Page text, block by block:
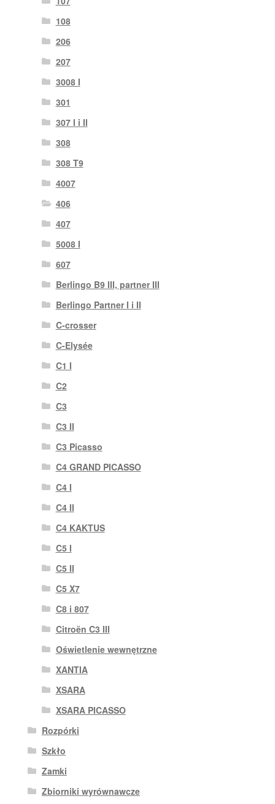
108
206
207
3008 I
301
307 I i II
308
308 T9
4007
406
407
5008 I
607
Berlingo B9 III, partner III
Berlingo Partner I i II
C-crosser
C-Elysée
C1 I
C2
C3
C3 II
C3 Picasso
C4 GRAND PICASSO
C4 I
C4 II
C4 KAKTUS
C5 I
C5 II
C5 X7
C8 i 807
Citroën C3 III
Oświetlenie wewnętrzne
XANTIA
XSARA
XSARA PICASSO
Rozpórki
Szkło
Zamki
Zbiorniki wyrównawcze